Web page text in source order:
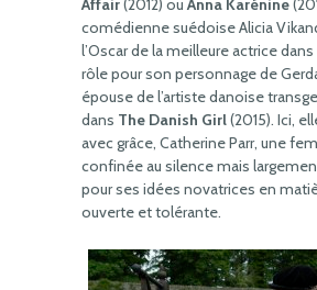
Affair(2012) ou Anna Karénine
comédienne suédoise Alicia
l’Oscar de la meilleure actrice
rôle pour son personnage de
épouse de l’artiste danoise
dans The Danish Girl(2015). Ici,
avec grâce, Catherine Parr, une
confinée au silence mais
pour ses idées novatrices en
ouverte et tolérante.